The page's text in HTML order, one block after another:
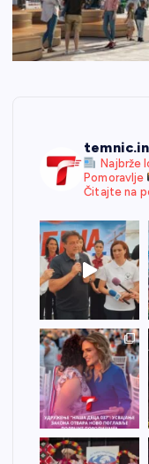
Najbrže
Pomoravlje
Čitajte na